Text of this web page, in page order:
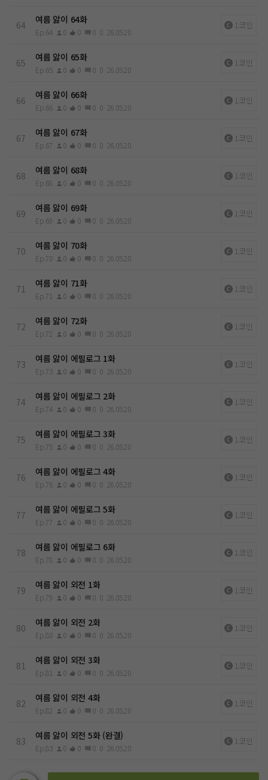
64 여름 앓이 64화
Ep.64 0 0 0 0 26.05.20
1코인
65 여름 앓이 65화
Ep.65 0 0 0 0 26.05.20
1코인
66 여름 앓이 66화
Ep.66 0 0 0 0 26.05.20
1코인
67 여름 앓이 67화
Ep.67 0 0 0 0 26.05.20
1코인
68 여름 앓이 68화
Ep.68 0 0 0 0 26.05.20
1코인
69 여름 앓이 69화
Ep.69 0 0 0 0 26.05.20
1코인
70 여름 앓이 70화
Ep.70 0 0 0 0 26.05.20
1코인
71 여름 앓이 71화
Ep.71 0 0 0 0 26.05.20
1코인
72 여름 앓이 72화
Ep.72 0 0 0 0 26.05.20
1코인
73 여름 앓이 에필로그 1화
Ep.73 0 0 0 0 26.05.20
1코인
74 여름 앓이 에필로그 2화
Ep.74 0 0 0 0 26.05.20
1코인
75 여름 앓이 에필로그 3화
Ep.75 0 0 0 0 26.05.20
1코인
76 여름 앓이 에필로그 4화
Ep.76 0 0 0 0 26.05.20
1코인
77 여름 앓이 에필로그 5화
Ep.77 0 0 0 0 26.05.20
1코인
78 여름 앓이 에필로그 6화
Ep.78 0 0 0 0 26.05.20
1코인
79 여름 앓이 외전 1화
Ep.79 0 0 0 0 26.05.20
1코인
80 여름 앓이 외전 2화
Ep.80 0 0 0 0 26.05.20
1코인
81 여름 앓이 외전 3화
Ep.81 0 0 0 0 26.05.20
1코인
82 여름 앓이 외전 4화
Ep.82 0 0 0 0 26.05.20
1코인
83 여름 앓이 외전 5화 (완결)
Ep.83 0 0 0 0 26.05.20
1코인